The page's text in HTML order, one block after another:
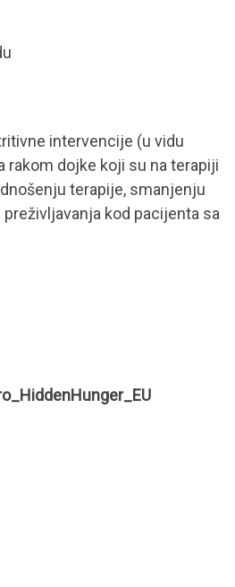
intervencije (u vidu
rakom dojke koji su na terapiji
terapije, smanjenju
kod pacijenta sa